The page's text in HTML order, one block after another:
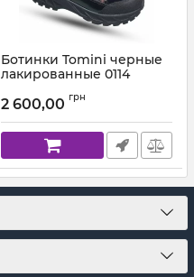
Ботинки Tomini черные
лакированные 0114
2 600,00 грн